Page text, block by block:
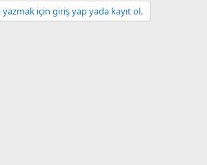
yazmak için giriş yap yada kayıt ol.